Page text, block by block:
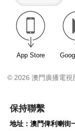
App Store
© 2026 澳門廣播電視
保持聯繫
地址：澳門俾利喇街